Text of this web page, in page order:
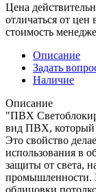
Цена
отличаться от
стоимость
Описание
Задать
Наличие
Описание
"ПВХ
вид ПВХ, который
Это свойство
использования в
защиты от света,
промышленности.
облицовки